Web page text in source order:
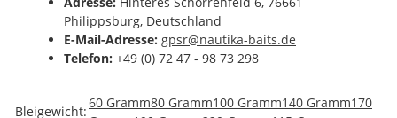
Philippsburg, Deutschland
E-Mail-Adresse: gpsr@nautika-baits.de
Telefon: +49 (0) 72 47 - 98 73 298
Produkteigenschaft
Bleigewicht:
60 Gramm80 Gramm100 Gramm140 Gramm170